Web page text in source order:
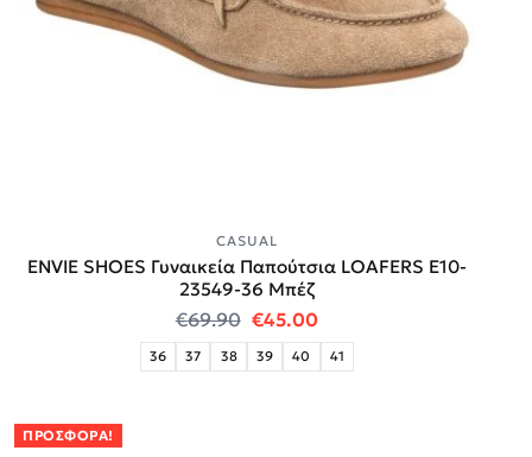
CASUAL
ENVIE SHOES Γυναικεία Παπούτσια LOAFERS E10-
23549-36 Μπέζ
€69.90 Original price was: €69.90.
€45.00Η τρέχουσα τιμή
36 37 38 39 40 41
ΠΡΟΣΦΟΡΆ!